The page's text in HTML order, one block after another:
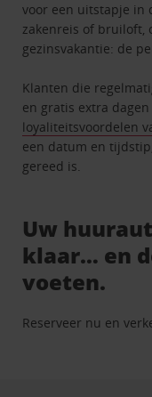
voor een uitstapje in
zakenreis of bruiloft,
gezinsvakantie: de
Klanten die
en gratis extra
loyaliteitsvoordelen
een datum en
gereed is.
Uw
klaar… en
voeten.
Reserveer nu en